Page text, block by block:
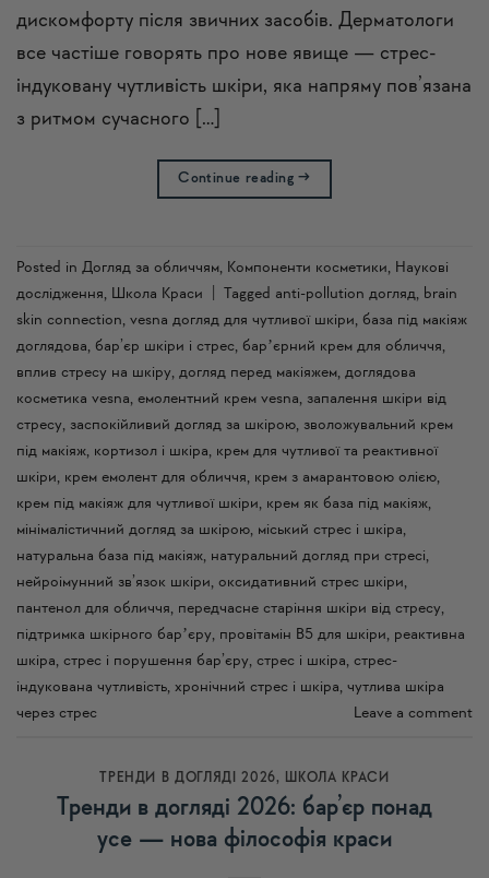
дискомфорту після звичних засобів. Дерматологи
все частіше говорять про нове явище — стрес-
індуковану чутливість шкіри, яка напряму пов’язана
з ритмом сучасного […]
Continue reading→
Posted in Догляд за обличчям, Компоненти косметики, Наукові
дослідження, Школа Краси Tagged anti-pollution догляд, brain
skin connection, vesna догляд для чутливої шкіри, база під макіяж
доглядова, бар’єр шкіри і стрес, барʼєрний крем для обличчя,
вплив стресу на шкіру, догляд перед макіяжем, доглядова
косметика vesna, емолентний крем vesna, запалення шкіри від
стресу, заспокійливий догляд за шкірою, зволожувальний крем
під макіяж, кортизол і шкіра, крем для чутливої та реактивної
шкіри, крем емолент для обличчя, крем з амарантовою олією,
крем під макіяж для чутливої шкіри, крем як база під макіяж,
мінімалістичний догляд за шкірою, міський стрес і шкіра,
натуральна база під макіяж, натуральний догляд при стресі,
нейроімунний зв’язок шкіри, оксидативний стрес шкіри,
пантенол для обличчя, передчасне старіння шкіри від стресу,
підтримка шкірного барʼєру, провітамін B5 для шкіри, реактивна
шкіра, стрес і порушення бар’єру, стрес і шкіра, стрес-
індукована чутливість, хронічний стрес і шкіра, чутлива шкіра
через стрес
Leave a comment
ТРЕНДИ В ДОГЛЯДІ 2026, ШКОЛА КРАСИ
Тренди в догляді 2026: бар’єр понад
усе — нова філософія краси